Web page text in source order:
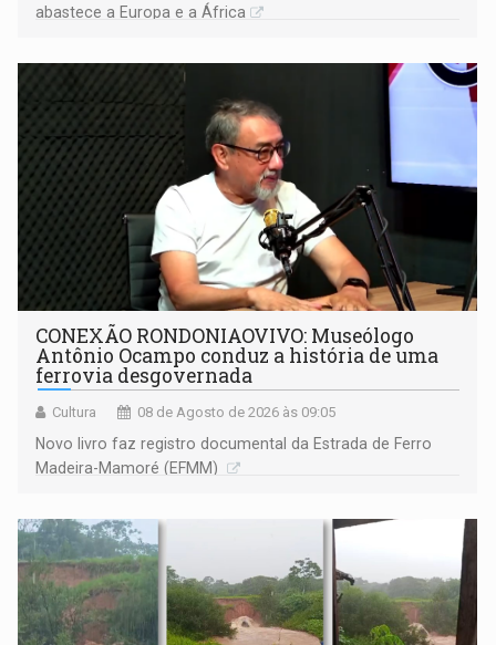
abastece a Europa e a África
CONEXÃO RONDONIAOVIVO: Museólogo
Antônio Ocampo conduz a história de uma
ferrovia desgovernada
Cultura 08 de Agosto de 2026 às 09:05
Novo livro faz registro documental da Estrada de Ferro
Madeira-Mamoré (EFMM)